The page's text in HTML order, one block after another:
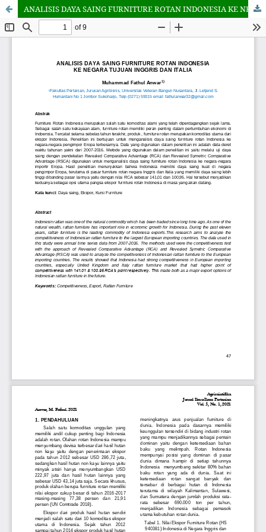
ANALISIS DAYA SAING FURNITURE ROTAN INDONESIA KE NEGARA TUJUAN INGGRIS DAN ITALIA